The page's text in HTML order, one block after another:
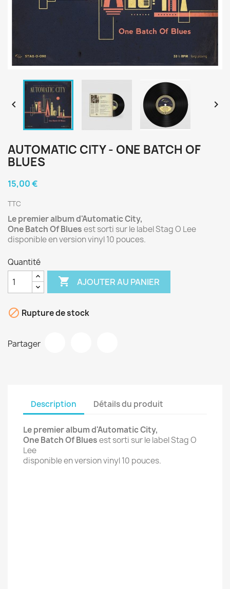
 
AUTOMATIC CITY - ONE BATCH OF
BLUES
15,00 €
TTC
Le premier album d'Automatic City,
One Batch Of Bluesest sorti sur le label Stag O Lee
disponible en version vinyl 10 pouces.
Quantité
 AJOUTER AU PANIER
 Rupture de stock
Partager
Description Détails du produit
Le premier album d'Automatic City,
One Batch Of Bluesest sorti sur le label Stag O
Lee
disponible en version vinyl 10 pouces.